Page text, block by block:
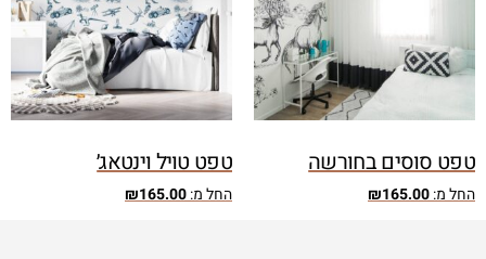
טפט סוסים בחורשה
החל מ: ₪165.00
טפט טויל וינטאג׳
החל מ: ₪165.00